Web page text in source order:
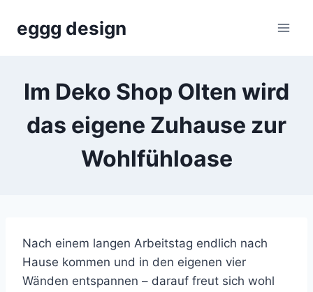
eggg design
Im Deko Shop Olten wird
das eigene Zuhause zur
Wohlfühloase
Nach einem langen Arbeitstag endlich nach
Hause kommen und in den eigenen vier
Wänden entspannen – darauf freut sich wohl